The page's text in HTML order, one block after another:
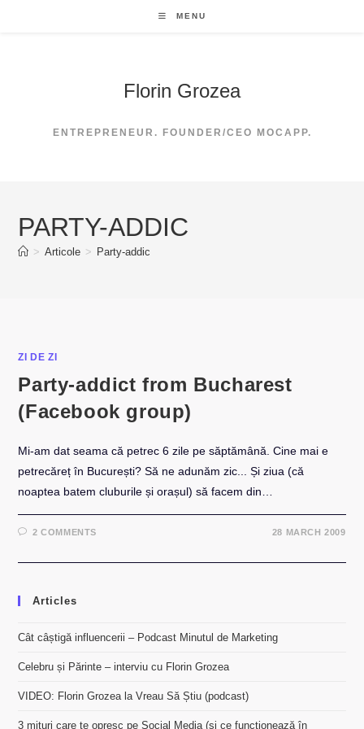
MENU
Florin Grozea
ENTREPRENEUR. FOUNDER/CEO MOCAPP.
PARTY-ADDIC
> Articole > Party-addic
ZI DE ZI
Party-addict from Bucharest
(Facebook group)
Mi-am dat seama că petrec 6 zile pe săptămână. Cine mai e
petrecăreț în București? Să ne adunăm zic... Și ziua (că
noaptea batem cluburile și orașul) să facem din…
2 COMMENTS 28 MARCH 2009
Articles
Cât câștigă influencerii – Podcast Minutul de Marketing
Celebru și Părinte – interviu cu Florin Grozea
VIDEO: Florin Grozea la Vreau Să Știu (podcast)
3 mituri care te opresc pe Social Media (și ce funcționează în